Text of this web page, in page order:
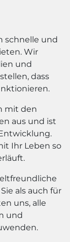
schnelle und
Wir
und
dass
mit den
aus und ist
Ihr Leben so
als auch für
uns, alle
und